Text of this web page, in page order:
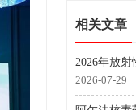
相关文章
2026-07-29